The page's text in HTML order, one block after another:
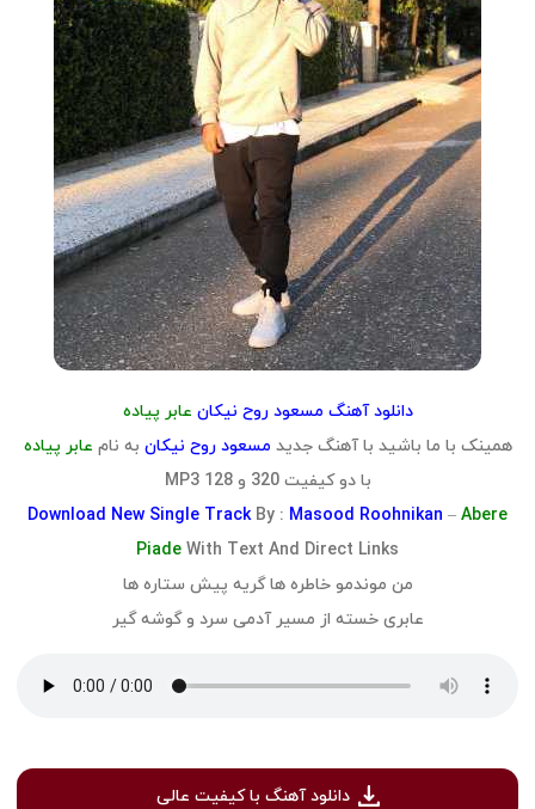
دانلود آهنگ مسعود روح نیکان عابر پیاده
همینک با ما باشید با آهنگ جدید مسعود روح نیکان به نام عابر پیاده
با دو کیفیت 320 و 128 MP3
Download New Single Track By : Masood Roohnikan – Abere
Piade With Text And Direct Links
من موندمو خاطره ها گریه پیش ستاره ها
عابری خسته از مسیر آدمی سرد و گوشه گیر
دانلود آهنگ با کیفیت عالی